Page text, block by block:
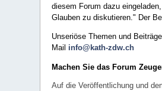
diesem Forum dazu
Glauben zu diskutieren." Der
Unseriöse Themen und
Mail info@kath-zdw.ch
Machen Sie das Forum
Auf die Veröffentlichung und